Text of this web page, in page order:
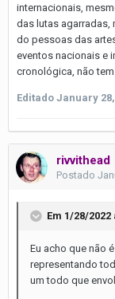
internacionais,
das lutas agarradas,
do pessoas das
eventos nacionais e
cronológica, não
Editado January 28,
rivvithead
Postado
Em 1/28/2022
Eu acho que não
representando
um todo que